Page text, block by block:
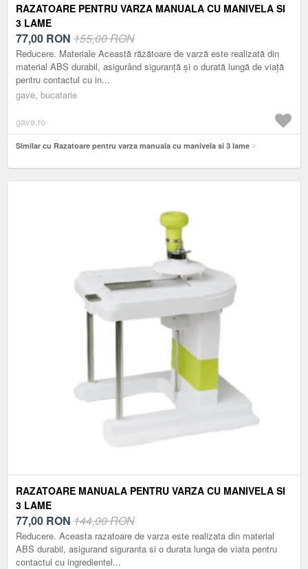
RAZATOARE PENTRU VARZA MANUALA CU MANIVELA SI
3 LAME
77,00 RON 155,00 RON
Reducere. Materiale Această răzătoare de varză este realizată din
material ABS durabil, asigurând siguranță și o durată lungă de viață
pentru contactul cu in...
gave, bucatarie
gave.ro
Similar cu Razatoare pentru varza manuala cu manivela si 3 lame
RAZATOARE MANUALA PENTRU VARZA CU MANIVELA SI
3 LAME
77,00 RON 144,00 RON
Reducere. Aceasta razatoare de varza este realizata din material
ABS durabil, asigurand siguranta si o durata lunga de viata pentru
contactul cu ingredientel...